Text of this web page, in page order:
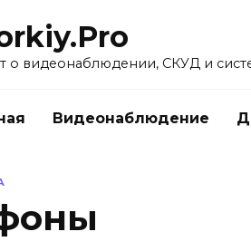
о видеонаблюдении, СКУД и
Видеонаблюдение